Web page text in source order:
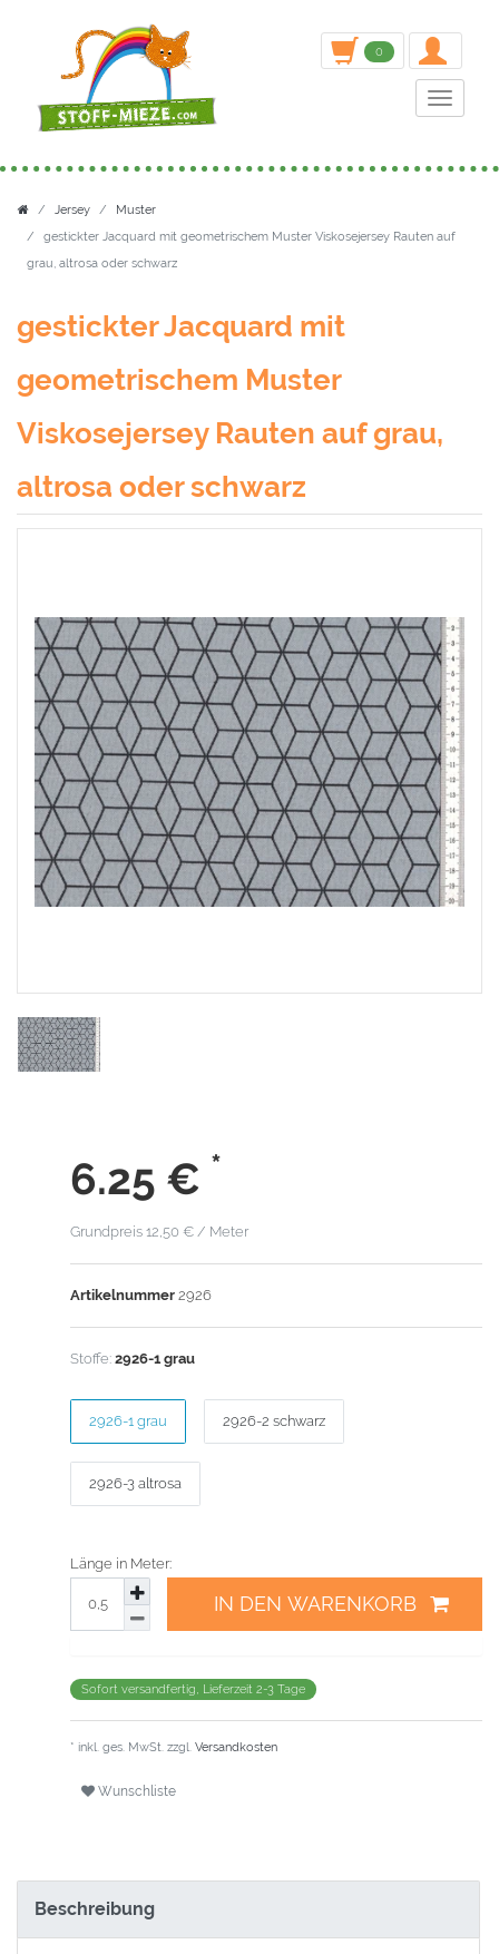
0
Toggle
Jersey
Muster
gestickter Jacquard mit geometrischem Muster Viskosejersey Rauten auf
grau, altrosa oder schwarz
gestickter Jacquard mit
geometrischem Muster
Viskosejersey Rauten auf grau,
altrosa oder schwarz
6.25 € *
Grundpreis 12,50 € / Meter
Artikelnummer 2926
Stoffe: 2926-1 grau
2926-1 grau 2926-2 schwarz
2926-3 altrosa
Länge in Meter:
IN DEN WARENKORB
Sofort versandfertig, Lieferzeit 2-3 Tage
* inkl. ges. MwSt. zzgl. Versandkosten
Wunschliste
Beschreibung